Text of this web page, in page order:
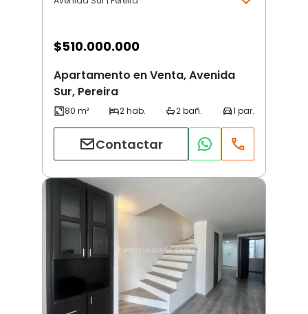
$510.000.000
Apartamento en Venta, Avenida
Sur, Pereira
Contactar